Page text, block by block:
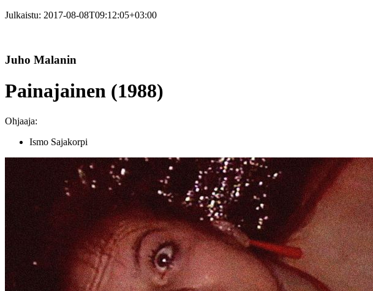
Julkaistu: 2017-08-08T09:12:05+03:00
Juho Malanin
Painajainen (1988)
Ohjaaja:
Ismo Sajakorpi